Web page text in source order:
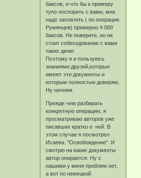
баксов, и что бы к примеру
тупо поспорить с вами, мне
надо заплатить ( по операции
Румянцев) примерно 4 000
баксов. Не поверите, но не
стоит собеседование с вами
таких денег.
Поэтому я и пользуюсь
знаниями друзей,которые
имеют эти документы и
которым полностью доверяю.
Ну начнем.
Прежде чем разбирать
конкретную операцию, я
просматриваю авторов уже
писавших кратко о ней. В
этом случае я посмотрел
Исаева. "Освобождение". И
смотрю на какие документы
автор опирается. Ну с
нашими у меня проблем нет,
а вот по немецкой